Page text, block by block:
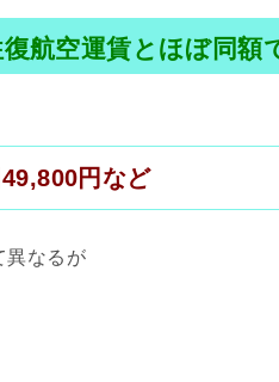
復航空運賃とほぼ同額
円など
異なるが